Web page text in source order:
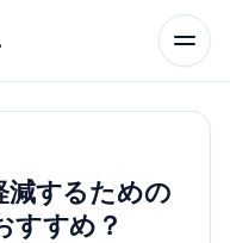
レ
減するための
すすめ？